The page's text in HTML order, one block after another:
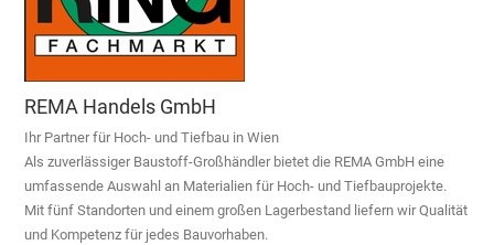
REMA Handels GmbH
Ihr Partner für Hoch- und Tiefbau in Wien
Als zuverlässiger Baustoff-Großhändler bietet die REMA GmbH eine
umfassende Auswahl an Materialien für Hoch- und Tiefbauprojekte.
Mit fünf Standorten und einem großen Lagerbestand liefern wir Qualität
und Kompetenz für jedes Bauvorhaben.